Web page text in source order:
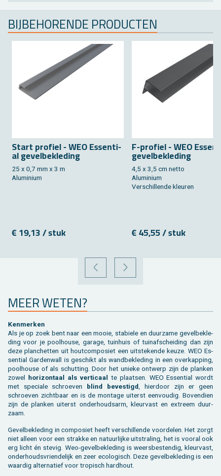
BIJ­BE­HO­REN­DE PRO­DUC­TEN
Start pro­fiel - WEO Es­sen­ti­
al ge­vel­be­kle­ding
25 x 0,7 mm x 3 m
Alu­mi­ni­um
€ 19,13 / stuk
F-pro­fiel - WEO
ge­vel­be­kle­ding
4,5 x 3,5 cm netto
Alu­mi­ni­um
Ver­schil­len­de kleu­ren
€ 45,55 / stuk
VORIGE VOLGENDE
MEER WETEN?
Ken­mer­ken
Als je op zoek bent naar een mooie, sta­bie­le en duur­za­me ge­vel­be­kle­
ding voor je pool­hou­se, ga­ra­ge, tuin­huis of tuin­af­schei­ding dan zijn
deze plan­chet­ten uit hout­com­po­siet een uit­ste­ken­de keuze. WEO Es­
sen­ti­al Gar­den­wall is ge­schikt als wand­be­kle­ding in een over­kap­ping,
pool­hou­se of als schut­ting. Door het unie­ke ont­werp zijn de plan­ken
zowel ho­ri­zon­taal als ver­ti­caal te plaat­sen. WEO Es­sen­ti­al wordt
met spe­ci­a­le schroe­ven blind be­ves­tigd , hier­door zijn er geen
schroe­ven zicht­baar en is de mon­ta­ge ui­terst een­vou­dig. Bo­ven­dien
zijn de plan­ken ui­terst on­der­houds­arm, kleur­vast en ex­treem duur­
zaam.
Ge­vel­be­kle­ding in com­po­siet heeft ver­schil­len­de voor­de­len. Het zorgt
niet al­leen voor een strak­ke en na­tuur­lij­ke uit­stra­ling, het is voor­al ook
erg licht én ste­vig. Weo-ge­vel­be­kle­ding is weers­be­sten­dig, kleur­vast,
on­der­houds­vrien­de­lijk en zeer eco­lo­gisch. Deze ge­vel­be­kle­ding is een
waar­dig al­ter­na­tief voor tro­pisch hard­hout.